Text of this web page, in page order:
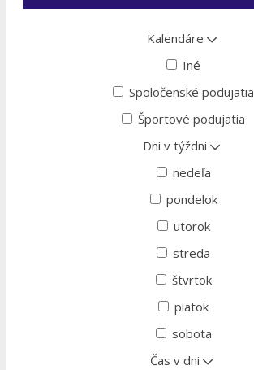
Kalendáre
Iné
Spoločenské podujatia
Športové podujatia
Dni v týždni
nedeľa
pondelok
utorok
streda
štvrtok
piatok
sobota
Čas v dni